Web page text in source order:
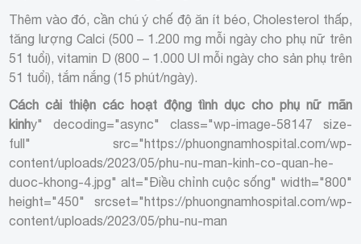
Thêm vào đó, cần chú ý chế độ ăn ít béo, Cholesterol thấp,
tăng lượng Calci (500 – 1.200 mg mỗi ngày cho phụ nữ trên
51 tuổi), vitamin D (800 – 1.000 UI mỗi ngày cho sản phụ trên
51 tuổi), tắm nắng (15 phút/ngày).
Cách cải thiện các hoạt động tình dục cho phụ nữ mãn
kinhy" decoding="async" class="wp-image-58147 size-
full" src="https://phuongnamhospital.com/wp-
content/uploads/2023/05/phu-nu-man-kinh-co-quan-he-
duoc-khong-4.jpg" alt="Điều chỉnh cuộc sống" width="800"
height="450" srcset="https://phuongnamhospital.com/wp-
content/uploads/2023/05/phu-nu-man